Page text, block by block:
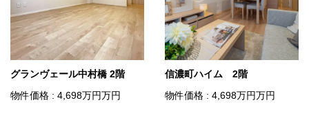
グランヴェール中村橋 2階
物件価格 : 4,698万円万円
信濃町ハイム 2階
物件価格 : 4,698万円万円